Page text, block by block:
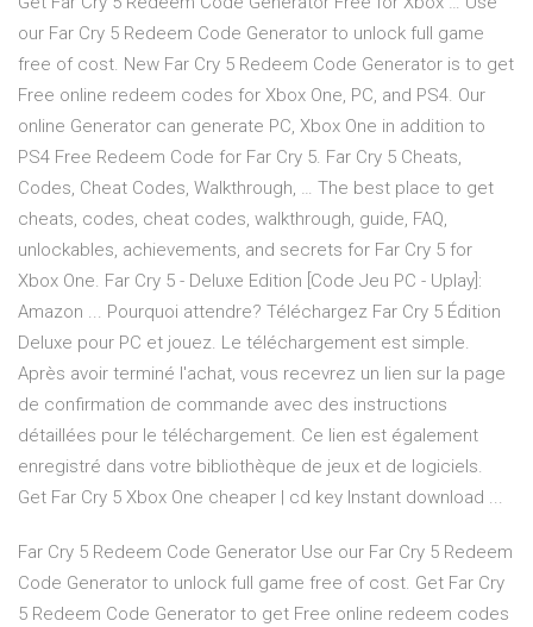
our Far Cry 5 Redeem Code Generator to unlock full game
free of cost. New Far Cry 5 Redeem Code Generator is to get
Free online redeem codes for Xbox One, PC, and PS4. Our
online Generator can generate PC, Xbox One in addition to
PS4 Free Redeem Code for Far Cry 5. Far Cry 5 Cheats,
Codes, Cheat Codes, Walkthrough, … The best place to get
cheats, codes, cheat codes, walkthrough, guide, FAQ,
unlockables, achievements, and secrets for Far Cry 5 for
Xbox One. Far Cry 5 - Deluxe Edition [Code Jeu PC - Uplay]:
Amazon ... Pourquoi attendre? Téléchargez Far Cry 5 Édition
Deluxe pour PC et jouez. Le téléchargement est simple.
Après avoir terminé l'achat, vous recevrez un lien sur la page
de confirmation de commande avec des instructions
détaillées pour le téléchargement. Ce lien est également
enregistré dans votre bibliothèque de jeux et de logiciels.
Get Far Cry 5 Xbox One cheaper | cd key Instant download ...
Far Cry 5 Redeem Code Generator Use our Far Cry 5 Redeem
Code Generator to unlock full game free of cost. Get Far Cry
5 Redeem Code Generator to get Free online redeem codes